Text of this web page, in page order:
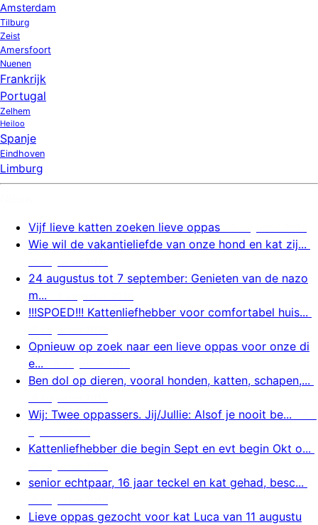
Amsterdam
Tilburg
Zeist
Amersfoort
Nuenen
Frankrijk
Portugal
Zelhem
Heiloo
Spanje
Eindhoven
Limburg
Vijf lieve katten zoeken lieve oppas
Wie wil de vakantieliefde van onze hond en kat zij...
24 augustus tot 7 september: Genieten van de nazo
m...
!!!SPOED!!! Kattenliefhebber voor comfortabel huis...
Opnieuw op zoek naar een lieve oppas voor onze di
e...
Ben dol op dieren, vooral honden, katten, schapen,...
Wij: Twee oppassers. Jij/Jullie: Alsof je nooit be...
Kattenliefhebber die begin Sept en evt begin Okt o...
senior echtpaar, 16 jaar teckel en kat gehad, besc...
Lieve oppas gezocht voor kat Luca van 11 augustu